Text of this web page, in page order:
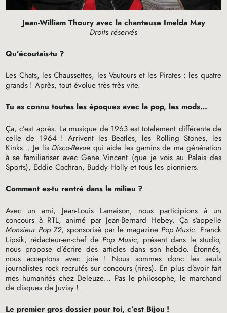
Jean-William Thoury avec la chanteuse Imelda May
Droits réservés
Qu’écoutais-tu ?
Les Chats, les Chaussettes, les Vautours et les Pirates : les quatre
grands ! Après, tout évolue très très vite.
Tu as connu toutes les époques avec la pop, les mods…
Ça, c’est après. La musique de 1963 est totalement différente de
celle de 1964 ! Arrivent les Beatles, les Rolling Stones, les
Kinks… Je lisDisco-Revue qui aide les gamins de ma génération
à se familiariser avec Gene Vincent (que je vois au Palais des
Sports), Eddie Cochran, Buddy Holly et tous les pionniers.
Comment es-tu rentré dans le milieu ?
Avec un ami, Jean-Louis Lamaison, nous participions à un
concours à RTL, animé par Jean-Bernard Hebey. Ça s’appelle
Monsieur Pop 72, sponsorisé par le magazine Pop Music. Franck
Lipsik, rédacteur-en-chef de Pop Music, présent dans le studio,
nous propose d’écrire des articles dans son hebdo. Étonnés,
nous acceptons avec joie ! Nous sommes donc les seuls
journalistes rock recrutés sur concours (rires). En plus d’avoir fait
mes humanités chez Deleuze… Pas le philosophe, le marchand
de disques de Juvisy !
Le premier gros dossier pour toi, c’est Bijou !